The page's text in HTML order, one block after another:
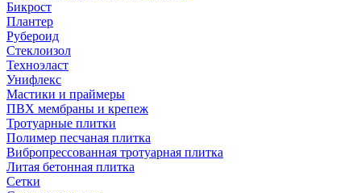
Бикрост
Плантер
Рубероид
Стеклоизол
Техноэласт
Унифлекс
Мастики и праймеры
ПВХ мембраны и крепеж
Тротуарные плитки
Полимер песчаная плитка
Вибропрессованная тротуарная плитка
Литая бетонная плитка
Сетки